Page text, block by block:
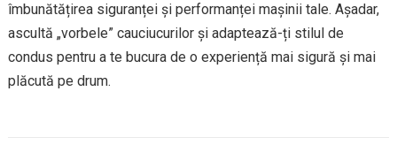
îmbunătățirea siguranței și performanței mașinii tale. Așadar,
ascultă „vorbele” cauciucurilor și adaptează-ți stilul de
condus pentru a te bucura de o experiență mai sigură și mai
plăcută pe drum.